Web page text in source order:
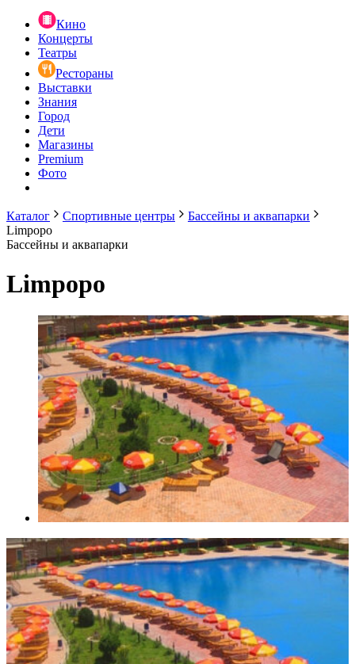
Кино
Концерты
Театры
Рестораны
Выставки
Знания
Город
Дети
Магазины
Premium
Фото
Каталог Спортивные центры
Бассейны и аквапарки
Limpopo
Бассейны и аквапарки
Limpopo